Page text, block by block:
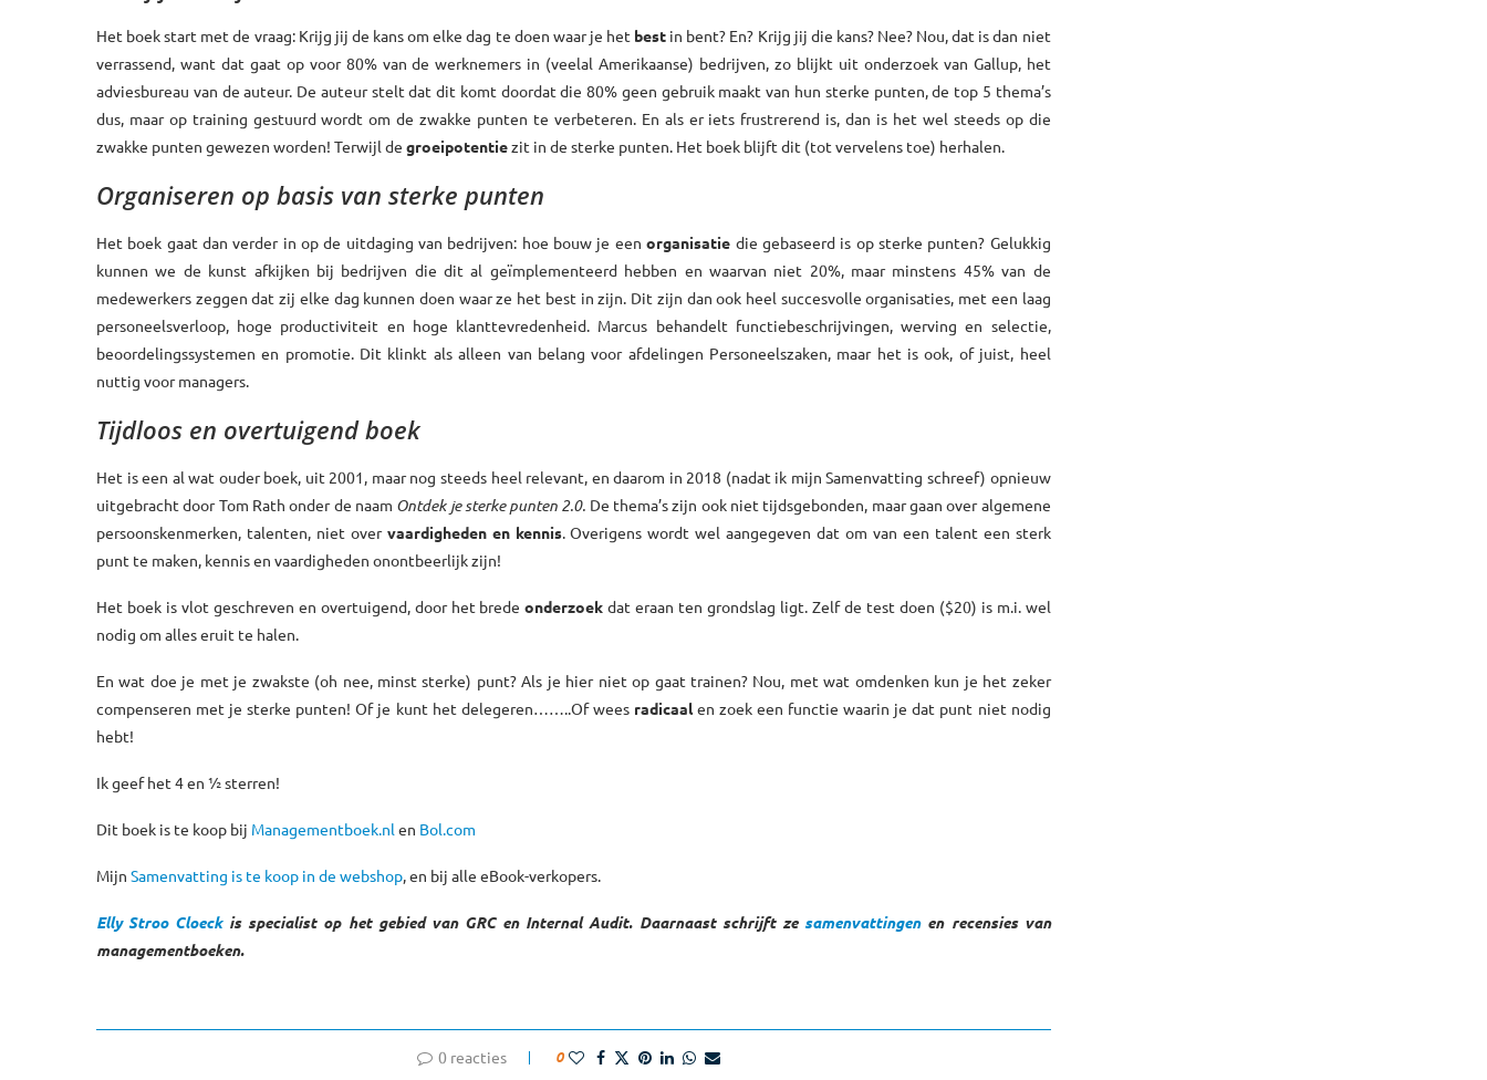
Het boek start met de vraag: Krijg jij de kans om elke dag te doen waar je het best in bent? En? Krijg jij die kans? Nee? Nou, dat is dan niet
verrassend, want dat gaat op voor 80% van de werknemers in (veelal Amerikaanse) bedrijven, zo blijkt uit onderzoek van Gallup, het
adviesbureau van de auteur. De auteur stelt dat dit komt doordat die 80% geen gebruik maakt van hun sterke punten, de top 5 thema’s
dus, maar op training gestuurd wordt om de zwakke punten te verbeteren. En als er iets frustrerend is, dan is het wel steeds op die
zwakke punten gewezen worden! Terwijl de groeipotentiezit in de sterke punten. Het boek blijft dit (tot vervelens toe) herhalen.
Organiseren op basis van sterke punten
Het boek gaat dan verder in op de uitdaging van bedrijven: hoe bouw je eenorganisatie die gebaseerd is op sterke punten? Gelukkig
kunnen we de kunst afkijken bij bedrijven die dit al geïmplementeerd hebben en waarvan niet 20%, maar minstens 45% van de
medewerkers zeggen dat zij elke dag kunnen doen waar ze het best in zijn. Dit zijn dan ook heel succesvolle organisaties, met een laag
personeelsverloop, hoge productiviteit en hoge klanttevredenheid. Marcus behandelt functiebeschrijvingen, werving en selectie,
beoordelingssystemen en promotie. Dit klinkt als alleen van belang voor afdelingen Personeelszaken, maar het is ook, of juist, heel
nuttig voor managers.
Tijdloos en overtuigend boek
Het is een al wat ouder boek, uit 2001, maar nog steeds heel relevant, en daarom in 2018 (nadat ik mijn Samenvatting schreef) opnieuw
uitgebracht door Tom Rath onder de naam Ontdek je sterke punten 2.0. De thema’s zijn ook niet tijdsgebonden, maar gaan over algemene
persoonskenmerken, talenten, niet over vaardigheden en kennis. Overigens wordt wel aangegeven dat om van een talent een sterk
punt te maken, kennis en vaardigheden onontbeerlijk zijn!
Het boek is vlot geschreven en overtuigend, door het bredeonderzoek dat eraan ten grondslag ligt. Zelf de test doen ($20) is m.i. wel
nodig om alles eruit te halen.
En wat doe je met je zwakste (oh nee, minst sterke) punt? Als je hier niet op gaat trainen? Nou, met wat omdenken kun je het zeker
compenseren met je sterke punten! Of je kunt het delegeren……..Of wees radicaalen zoek een functie waarin je dat punt niet nodig
hebt!
Ik geef het 4 en ½ sterren!
Dit boek is te koop bij Managementboek.nl en Bol.com
Mijn Samenvatting is te koop in de webshop, en bij alle eBook-verkopers.
Elly Stroo Cloeckis specialist op het gebied van GRC en Internal Audit. Daarnaast schrijft zesamenvattingenen recensies van
managementboeken.
0 reacties 0